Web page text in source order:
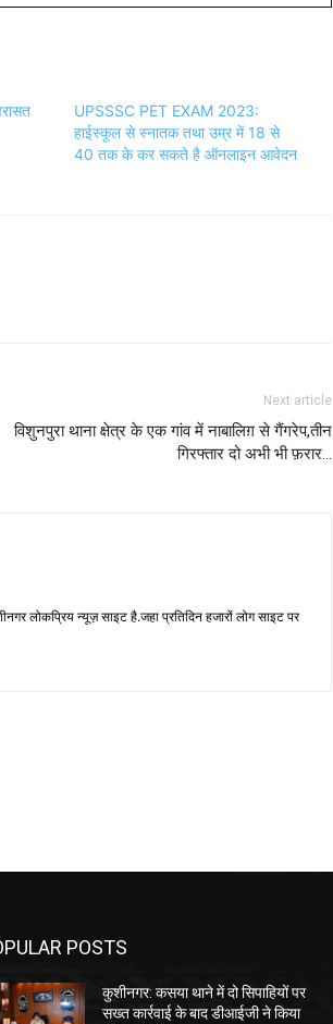
UPSSSC PET EXAM 2023:
हाईस्कूल से स्नातक तथा उम्र में 18 से
40 तक के कर सकते है ऑनलाइन आवेदन
Next article
विशुनपुरा थाना क्षेत्र के एक गांव में नाबालिग़ से गैंगरेप,तीन
गिरफ्तार दो अभी भी फ़रार…
लोकप्रिय न्यूज़ साइट है.जहा प्रतिदिन हजारों लोग साइट पर
POSTS
कुशीनगर: कसया थाने में दो सिपाहियों पर
सख्त कार्रवाई के बाद डीआईजी ने किया